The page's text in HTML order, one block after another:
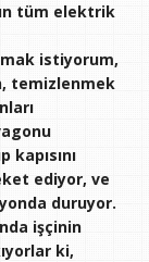
tüm elektrik
istiyorum,
temizlenmek
ediyor, ve
duruyor.
işçinin
ki,